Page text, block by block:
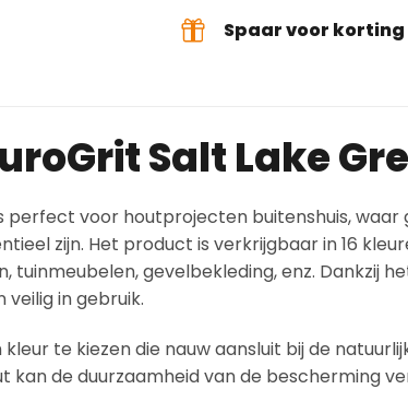
Spaar voor
Salt Lake
perfect voor houtprojecten buitenshuis, waar
zijn. Het product is verkrijgbaar in 16
gevelbekleding, enz. Dankzij
in gebruik.
te kiezen die nauw aansluit bij de
kan de duurzaamheid van de bescherming